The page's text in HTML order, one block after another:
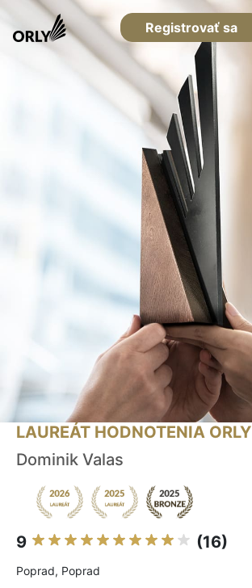
Registrovať sa
LAUREÁT HODNOTENIA ORLY
Dominik Valas
9 (16)
Poprad, Poprad